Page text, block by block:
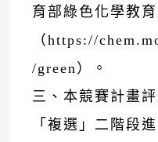
育部綠色化學教育
（https://
/green）。
三、本競賽計畫
「複選」二階段進